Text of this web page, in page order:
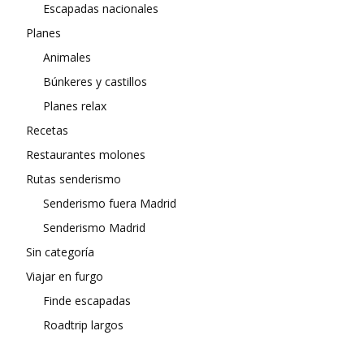
Escapadas nacionales
Planes
Animales
Búnkeres y castillos
Planes relax
Recetas
Restaurantes molones
Rutas senderismo
Senderismo fuera Madrid
Senderismo Madrid
Sin categoría
Viajar en furgo
Finde escapadas
Roadtrip largos